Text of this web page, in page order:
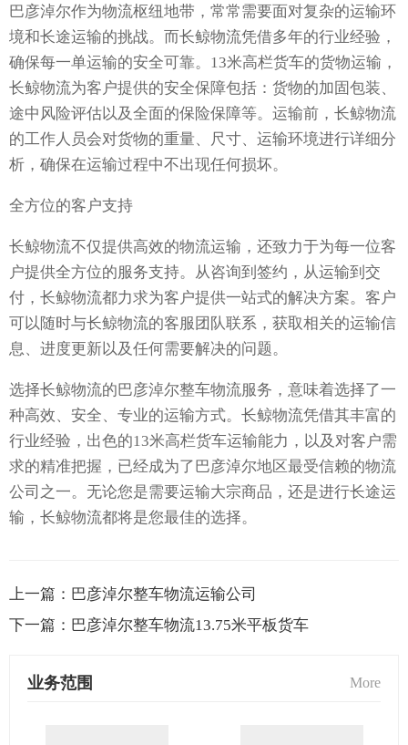
巴彦淖尔作为物流枢纽地带，常常需要面对复杂的运输环
境和长途运输的挑战。而长鲸物流凭借多年的行业经验，
确保每一单运输的安全可靠。13米高栏货车的货物运输，
长鲸物流为客户提供的安全保障包括：货物的加固包装、
途中风险评估以及全面的保险保障等。运输前，长鲸物流
的工作人员会对货物的重量、尺寸、运输环境进行详细分
析，确保在运输过程中不出现任何损坏。
全方位的客户支持
长鲸物流不仅提供高效的物流运输，还致力于为每一位客
户提供全方位的服务支持。从咨询到签约，从运输到交
付，长鲸物流都力求为客户提供一站式的解决方案。客户
可以随时与长鲸物流的客服团队联系，获取相关的运输信
息、进度更新以及任何需要解决的问题。
选择长鲸物流的巴彦淖尔整车物流服务，意味着选择了一
种高效、安全、专业的运输方式。长鲸物流凭借其丰富的
行业经验，出色的13米高栏货车运输能力，以及对客户需
求的精准把握，已经成为了巴彦淖尔地区最受信赖的物流
公司之一。无论您是需要运输大宗商品，还是进行长途运
输，长鲸物流都将是您最佳的选择。
上一篇： 巴彦淖尔整车物流运输公司
下一篇： 巴彦淖尔整车物流13.75米平板货车
业务范围 More